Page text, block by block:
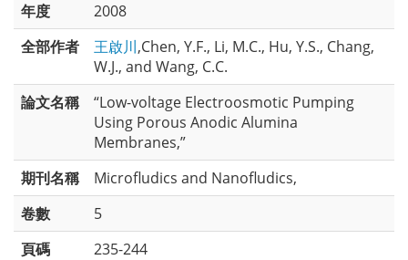
年度
2008
全部作者
王啟川,Chen, Y.F., Li, M.C., Hu, Y.S., Chang,
W.J., and Wang, C.C.
論文名稱
“Low-voltage Electroosmotic Pumping
Using Porous Anodic Alumina
Membranes,”
期刊名稱
Microfludics and Nanofludics,
卷數
5
頁碼
235-244